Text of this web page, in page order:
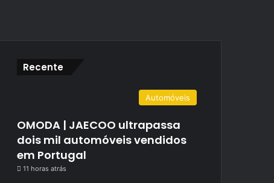
Recente
Automóveis
OMODA | JAECOO ultrapassa
dois mil automóveis vendidos
em Portugal
11 horas atrás